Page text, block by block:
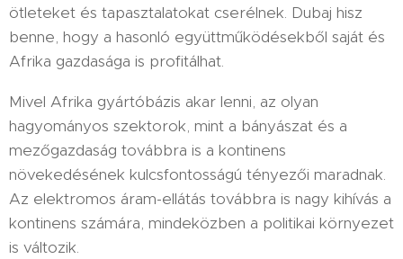
ötleteket és tapasztalatokat cserélnek. Dubaj hisz
benne, hogy a hasonló együttműködésekből saját és
Afrika gazdasága is profitálhat.
Mivel Afrika gyártóbázis akar lenni, az olyan
hagyományos szektorok, mint a bányászat és a
mezőgazdaság továbbra is a kontinens
növekedésének kulcsfontosságú tényezői maradnak.
Az elektromos áram-ellátás továbbra is nagy kihívás a
kontinens számára, mindeközben a politikai környezet
is változik.